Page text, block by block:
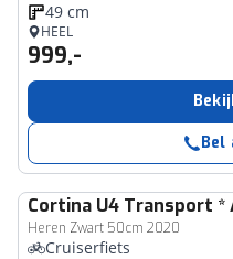
49 cm
HEEL
999,-
Bel
Cortina U4 Transport *
Heren Zwart 50cm 2020
Cruiserfiets